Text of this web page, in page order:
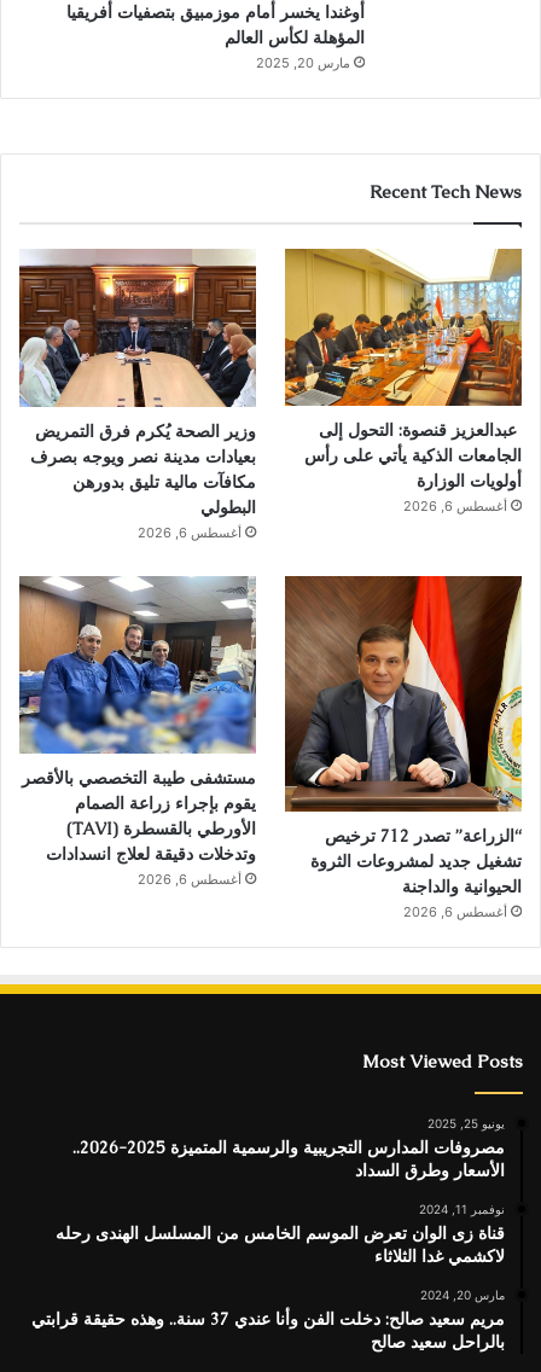
أوغندا يخسر أمام موزمبيق بتصفيات أفريقيا
المؤهلة لكأس العالم
مارس 20, 2025
Recent Tech News
عبدالعزيز قنصوة: التحول إلى
الجامعات الذكية يأتي على رأس
أولويات الوزارة
أغسطس 6, 2026
وزير الصحة يُكرم فرق التمريض
بعيادات مدينة نصر ويوجه بصرف
مكافآت مالية تليق بدورهن
البطولي
أغسطس 6, 2026
“الزراعة” تصدر 712 ترخيص
تشغيل جديد لمشروعات الثروة
الحيوانية والداجنة
أغسطس 6, 2026
مستشفى طيبة التخصصي بالأقصر
يقوم بإجراء زراعة الصمام
الأورطي بالقسطرة (TAVI)
وتدخلات دقيقة لعلاج انسدادات
أغسطس 6, 2026
Most Viewed Posts
يونيو 25, 2025
مصروفات المدارس التجريبية والرسمية المتميزة 2025-2026..
الأسعار وطرق السداد
نوفمبر 11, 2024
قناة زى الوان تعرض الموسم الخامس من المسلسل الهندى رحله
لاكشمي غدا الثلاثاء
مارس 20, 2024
مريم سعيد صالح: دخلت الفن وأنا عندي 37 سنة.. وهذه حقيقة قرابتي
بالراحل سعيد صالح